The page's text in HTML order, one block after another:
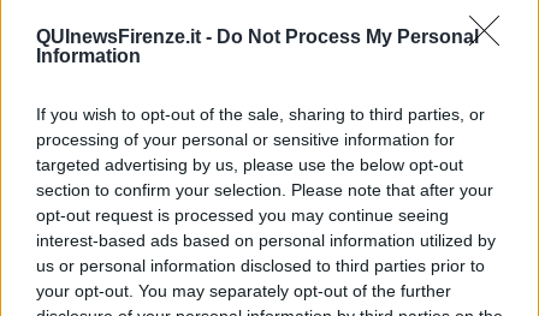
QUInewsFirenze.it - Do Not Process My Personal
Information
If you wish to opt-out of the sale, sharing to third parties, or
processing of your personal or sensitive information for
targeted advertising by us, please use the below opt-out
section to confirm your selection. Please note that after your
opt-out request is processed you may continue seeing
interest-based ads based on personal information utilized by
us or personal information disclosed to third parties prior to
your opt-out. You may separately opt-out of the further
FIRENZE —Nel pomeriggio di ieri, in Piazza della Signoria, un
46enne pregiudicato, recentemente sottoposto alla misura
cautelare del divieto di dimora nel Comune di Firenze, è stato
arrestato dai carabinieri di Firenze, per furto aggravato, avvenuto
nel negozio “Fossil”.
Dalla ricostruzione fatta dai carabinieri intervenuti, l’uomo è entrato
nel negozio verso le 16, si è impossessato di un orologio da donna,
in vendita negli espositori, per poi nasconderlo nei vestiti ed uscire.